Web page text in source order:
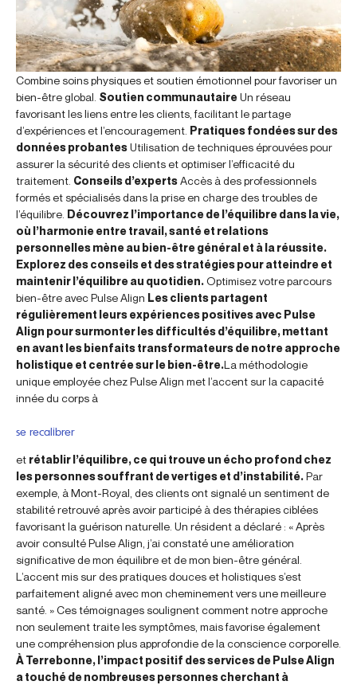
Combine soins physiques et soutien émotionnel pour favoriser un
bien-être global. Soutien communautaireUn réseau
favorisant les liens entre les clients, facilitant le partage
d’expériences et l’encouragement. Pratiques fondées sur des
données probantesUtilisation de techniques éprouvées pour
assurer la sécurité des clients et optimiser l’efficacité du
traitement. Conseils d’expertsAccès à des professionnels
formés et spécialisés dans la prise en charge des troubles de
l’équilibre. Découvrez l’importance de l’équilibre dans la vie,
où l’harmonie entre travail, santé et relations
personnelles mène au bien-être général et à la réussite.
Explorez des conseils et des stratégies pour atteindre et
maintenir l’équilibre au quotidien.Optimisez votre parcours
bien-être avec Pulse Align Les clients partagent
régulièrement leurs expériences positives avec Pulse
Align pour surmonter les difficultés d’équilibre, mettant
en avant les bienfaits transformateurs de notre approche
holistique et centrée sur le bien-être.La méthodologie
unique employée chez Pulse Align met l’accent sur la capacité
innée du corps à
se recalibrer
et rétablir l’équilibre, ce qui trouve un écho profond chez
les personnes souffrant de vertiges et d’instabilité.Par
exemple, à Mont-Royal, des clients ont signalé un sentiment de
stabilité retrouvé après avoir participé à des thérapies ciblées
favorisant la guérison naturelle. Un résident a déclaré : « Après
avoir consulté Pulse Align, j’ai constaté une amélioration
significative de mon équilibre et de mon bien-être général.
L’accent mis sur des pratiques douces et holistiques s’est
parfaitement aligné avec mon cheminement vers une meilleure
santé. » Ces témoignages soulignent comment notre approche
non seulement traite les symptômes, mais favorise également
une compréhension plus approfondie de la conscience corporelle.
À Terrebonne, l’impact positif des services de Pulse Align
a touché de nombreuses personnes cherchant à